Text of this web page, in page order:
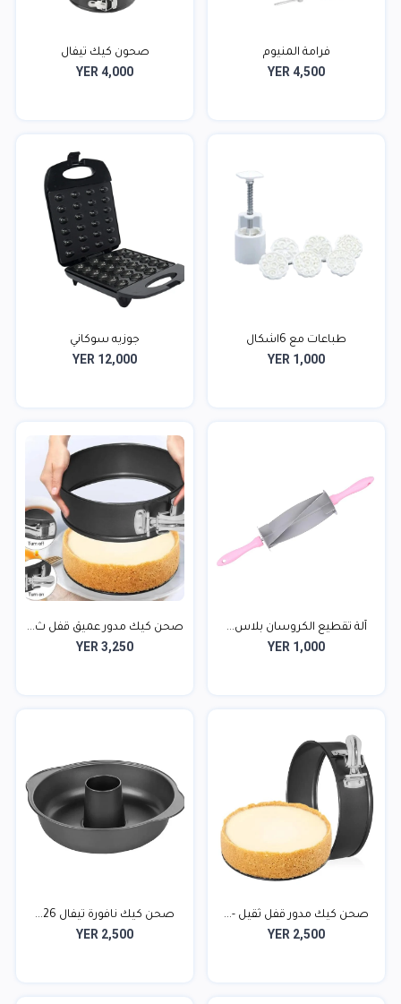
فرامة المنيوم
YER 4,500
صحون كيك تيفال
YER 4,000
طباعات مع 6اشكال
YER 1,000
جوزيه سوكاني
YER 12,000
آلة تقطيع الكروسان بلاس...
YER 1,000
صحن كيك مدور عميق قفل ث...
YER 3,250
صحن كيك مدور قفل ثقيل -...
YER 2,500
صحن كيك نافورة تيفال 26...
YER 2,500